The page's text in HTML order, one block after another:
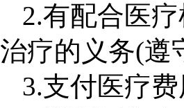
2.有配合医
治疗的义务(遵
3.支付医疗